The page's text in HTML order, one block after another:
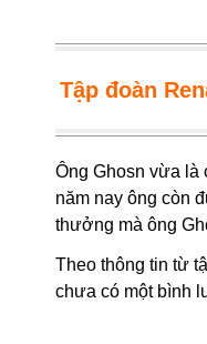
Tập đoàn
Ông Ghosn vừa là
năm nay ông còn
thưởng mà ông
Theo thông tin từ
chưa có một bình